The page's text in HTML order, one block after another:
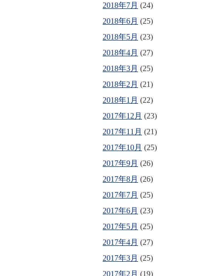
2018年7月 (24)
2018年6月 (25)
2018年5月 (23)
2018年4月 (27)
2018年3月 (25)
2018年2月 (21)
2018年1月 (22)
2017年12月 (23)
2017年11月 (21)
2017年10月 (25)
2017年9月 (26)
2017年8月 (26)
2017年7月 (25)
2017年6月 (23)
2017年5月 (25)
2017年4月 (27)
2017年3月 (25)
2017年2月 (19)